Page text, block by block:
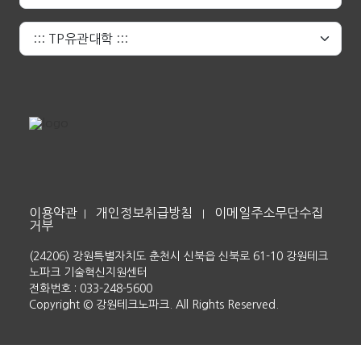
이용약관 개인정보취급방침
이메일주소무단수집
거부
(24206) 강원특별자치도 춘천시 신북읍 신북로 61-10 강원테크
노파크 기술혁신지원센터
전화번호 : 033-248-5600
Copyright © 강원테크노파크. All Rights Reserved.